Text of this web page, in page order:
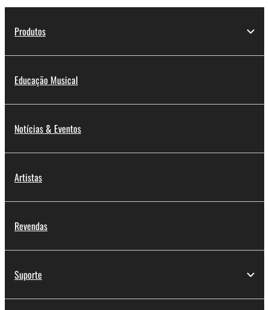
Produtos
Educação Musical
Notícias & Eventos
Artistas
Revendas
Suporte